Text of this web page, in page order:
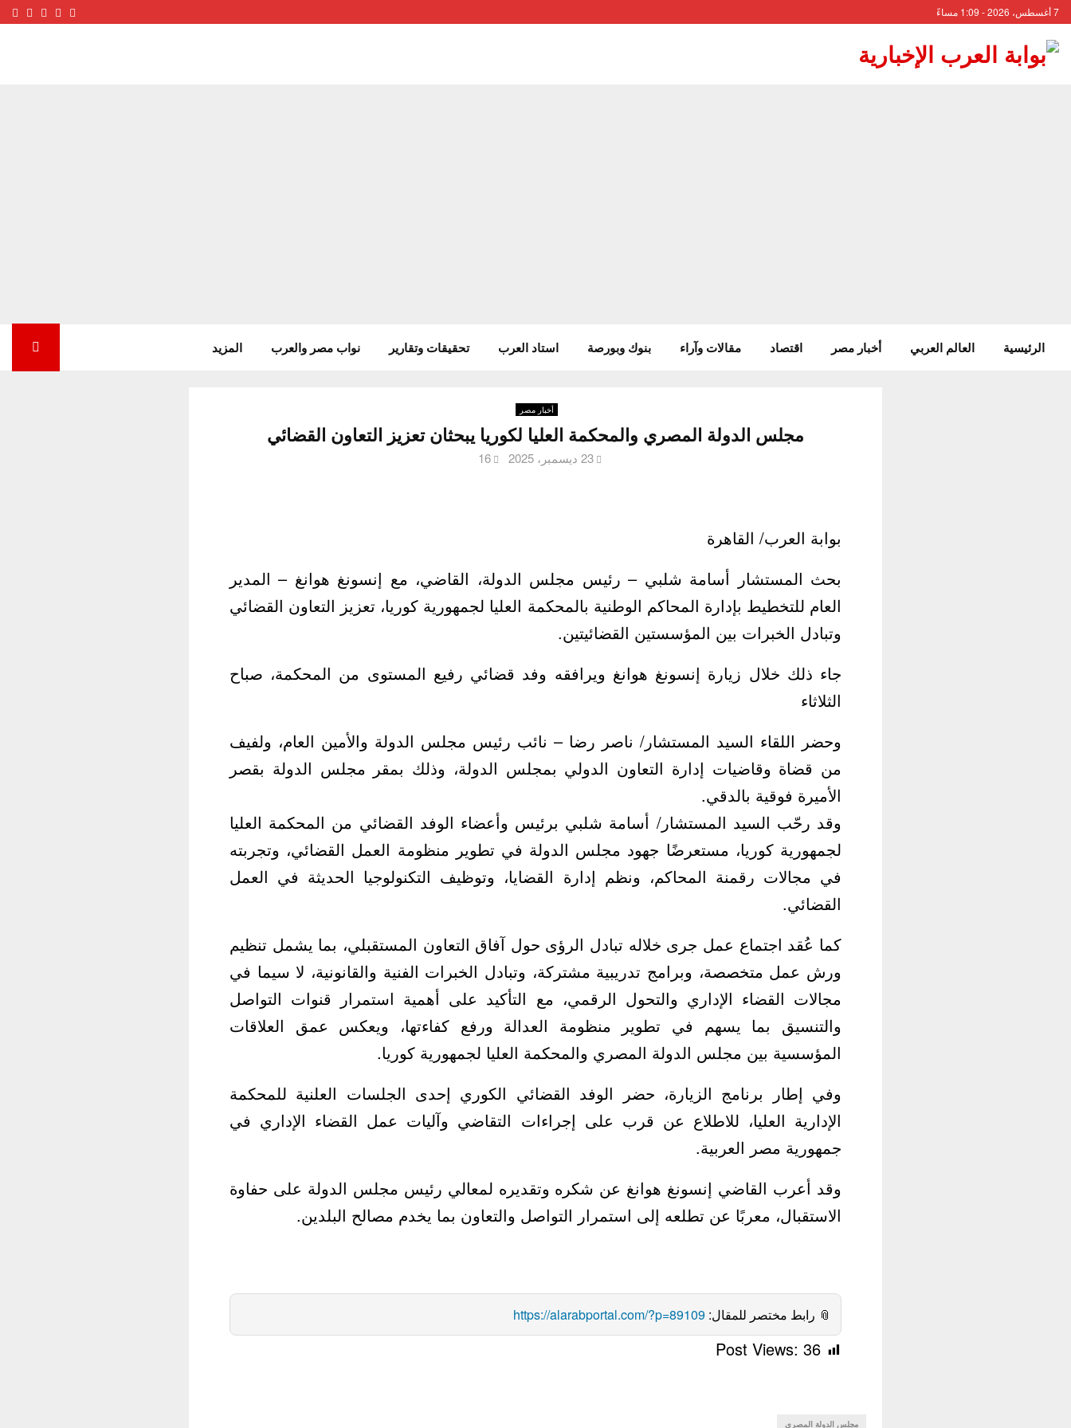
7 أغسطس، 2026 - 1:09 مساءً Facebook
Twitter
الرئيسية العالم العربي أخبار مصر اقتصاد مقالات وآراء بنوك وبورصة استاد العرب تحقيقات وتقارير نواب مصر والعرب المزيد
أخبار مصر
مجلس الدولة المصري والمحكمة العليا لكوريا يبحثان تعزيز التعاون القضائي
23 ديسمبر، 2025 16
بوابة العرب/ القاهرة
بحث المستشار أسامة شلبي – رئيس مجلس الدولة، القاضي، مع إنسونغ هوانغ – المدير
العام للتخطيط بإدارة المحاكم الوطنية بالمحكمة العليا لجمهورية كوريا، تعزيز التعاون القضائي
وتبادل الخبرات بين المؤسستين القضائيتين.
جاء ذلك خلال زيارة إنسونغ هوانغ ويرافقه وفد قضائي رفيع المستوى من المحكمة، صباح
الثلاثاء
وحضر اللقاء السيد المستشار/ ناصر رضا – نائب رئيس مجلس الدولة والأمين العام، ولفيف
من قضاة وقاضيات إدارة التعاون الدولي بمجلس الدولة، وذلك بمقر مجلس الدولة بقصر
الأميرة فوقية بالدقي.
وقد رحّب السيد المستشار/ أسامة شلبي برئيس وأعضاء الوفد القضائي من المحكمة العليا
لجمهورية كوريا، مستعرضًا جهود مجلس الدولة في تطوير منظومة العمل القضائي، وتجربته
في مجالات رقمنة المحاكم، ونظم إدارة القضايا، وتوظيف التكنولوجيا الحديثة في العمل
القضائي.
كما عُقد اجتماع عمل جرى خلاله تبادل الرؤى حول آفاق التعاون المستقبلي، بما يشمل تنظيم
ورش عمل متخصصة، وبرامج تدريبية مشتركة، وتبادل الخبرات الفنية والقانونية، لا سيما في
مجالات القضاء الإداري والتحول الرقمي، مع التأكيد على أهمية استمرار قنوات التواصل
والتنسيق بما يسهم في تطوير منظومة العدالة ورفع كفاءتها، ويعكس عمق العلاقات
المؤسسية بين مجلس الدولة المصري والمحكمة العليا لجمهورية كوريا.
وفي إطار برنامج الزيارة، حضر الوفد القضائي الكوري إحدى الجلسات العلنية للمحكمة
الإدارية العليا، للاطلاع عن قرب على إجراءات التقاضي وآليات عمل القضاء الإداري في
جمهورية مصر العربية.
وقد أعرب القاضي إنسونغ هوانغ عن شكره وتقديره لمعالي رئيس مجلس الدولة على حفاوة
الاستقبال، معربًا عن تطلعه إلى استمرار التواصل والتعاون بما يخدم مصالح البلدين.
📎 رابط مختصر للمقال: https://alarabportal.com/?p=89109
Post Views: 36
مجلس الدولة المصري